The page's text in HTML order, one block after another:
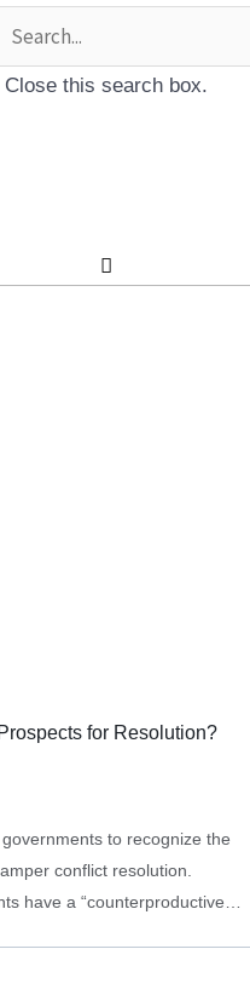
Close this search box.
for Resolution?
to recognize the
conflict resolution.
have a “counterproductive